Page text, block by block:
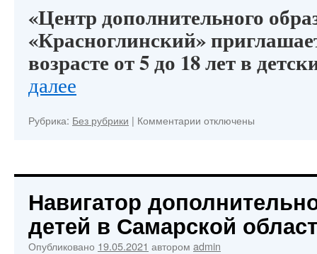
«Центр дополнительного
«Красноглинский»
возрасте от 5 до 18 лет в
далее
Рубрика: Без рубрики | Комментарии к
и
родители!
отключены
Навигатор
детей в Самарской
Опубликовано 19.05.2021 автором admin